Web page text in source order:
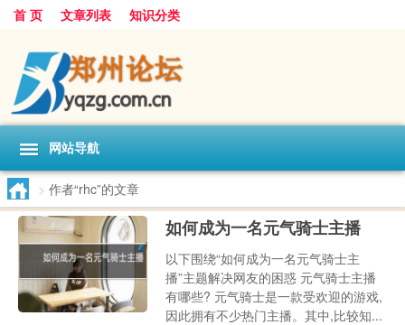
首 页 文章列表 知识分类
网站导航
> 作者“rhc”的文章
如何成为一名元气骑士主播
以下围绕“如何成为一名元气骑士主
播”主题解决网友的困惑 元气骑士主播
有哪些? 元气骑士是一款受欢迎的游戏,
因此拥有不少热门主播。其中,比较知...